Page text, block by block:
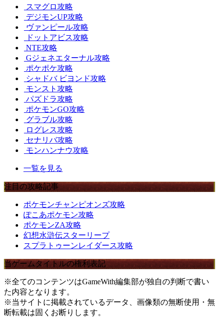
スマグロ攻略
デジモンUP攻略
ヴァンピール攻略
ドットアビス攻略
NTE攻略
Gジェネエターナル攻略
ポケポケ攻略
シャドバ ビヨンド攻略
モンスト攻略
パズドラ攻略
ポケモンGO攻略
グラブル攻略
ログレス攻略
セナリバ攻略
モンハンナウ攻略
一覧を見る
注目の攻略記事
ポケモンチャンピオンズ攻略
ぽこあポケモン攻略
ポケモンZA攻略
幻想水滸伝スターリープ
スプラトゥーンレイダース攻略
当ゲームタイトルの権利表記
※全てのコンテンツはGameWith編集部が独自の判断で書い
た内容となります。
※当サイトに掲載されているデータ、画像類の無断使用・無
断転載は固くお断りします。